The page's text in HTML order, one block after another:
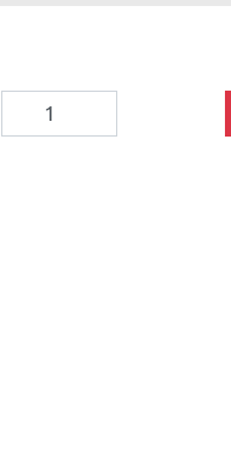
Adega
Climatizada